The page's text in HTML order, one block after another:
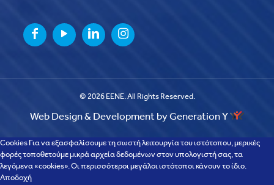
© 2026 EENE. All Rights Reserved.
Web Design & Development by Generation Y
Cookies Για να εξασφαλίσουμε τη σωστή λειτουργία του ιστότοπου, μερικές
φορές τοποθετούμε μικρά αρχεία δεδομένων στον υπολογιστή σας, τα
λεγόμενα «cookies». Οι περισσότεροι μεγάλοι ιστότοποι κάνουν το ίδιο.
Αποδοχή